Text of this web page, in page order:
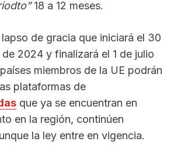
18 a 12 meses.
de gracia que iniciará el 30
2024 y finalizará el 1 de julio
miembros de la UE podrán
plataformas de
que ya se encuentran en
en la región, continúen
la ley entre en vigencia.